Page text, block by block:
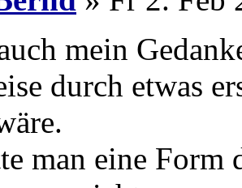
mein
durch etwas
man eine Form